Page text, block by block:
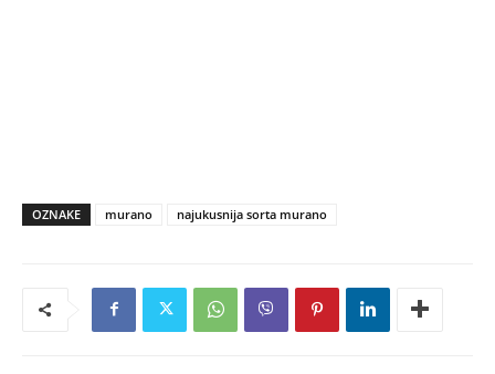
OZNAKE murano najukusnija sorta murano